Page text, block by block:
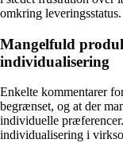
omkring leveringsstatus.
Mangelfuld
individualisering
Enkelte kommentarer
begrænset, og at der
individuelle
individualisering i